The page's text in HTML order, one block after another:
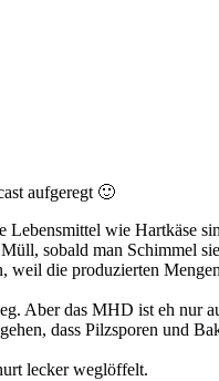
aufgeregt 🙂
Lebensmittel wie Hartkäse
sobald man Schimmel
die produzierten
Aber das MHD ist eh nur
dass Pilzsporen und
lecker weglöffelt.